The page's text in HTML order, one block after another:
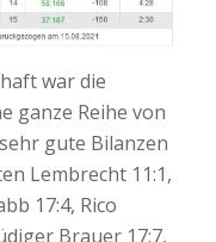
war die
ganze Reihe von
gute Bilanzen
Lembrecht 11:1,
17:4, Rico
Brauer 17:7,